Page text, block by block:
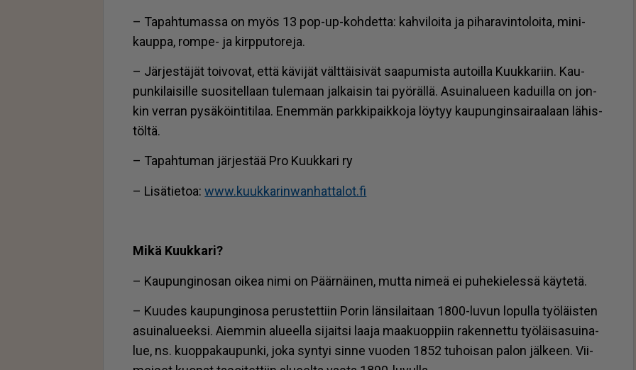
– Ta­pah­tu­mas­sa on myös 13 pop-up-koh­det­ta: kah­vi­loi­ta ja pi­ha­ra­vin­to­loi­ta, mi­ni­
kaup­pa, rom­pe- ja kirp­pu­to­re­ja.
– Jär­jes­tä­jät toi­vo­vat, et­tä kä­vi­jät vält­täi­si­vät saa­pu­mis­ta au­toil­la Kuuk­ka­riin. Kau­
pun­ki­lai­sil­le suo­si­tel­laan tu­le­maan jal­kai­sin tai pyö­räl­lä. Asui­na­lu­een ka­duil­la on jon­
kin ver­ran py­sä­köin­ti­ti­laa. Enem­män park­ki­paik­ko­ja löy­tyy kau­pun­gin­sai­raa­laan lä­his­
töl­tä.
– Ta­pah­tu­man jär­jes­tää Pro Kuuk­ka­ri ry
– Li­sä­tie­toa:www.kuuk­ka­rin­wan­hat­ta­lot.fi
Mikä Kuuk­ka­ri?
– Kau­pun­gi­no­san oi­kea nimi on Päär­näi­nen, mut­ta ni­meä ei pu­he­kie­les­sä käy­te­tä.
– Kuu­des kau­pun­gi­no­sa pe­rus­tet­tiin Po­rin län­si­lai­taan 1800-lu­vun lo­pul­la työ­läis­ten
asui­na­lu­eek­si. Ai­em­min alu­eel­la si­jait­si laa­ja maa­kuop­piin ra­ken­net­tu työ­läi­sa­sui­na­
lue, ns. kuop­pa­kau­pun­ki, joka syn­tyi sin­ne vuo­den 1852 tu­hoi­san pa­lon jäl­keen. Vii­